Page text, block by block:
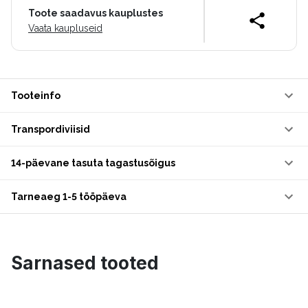
Toote saadavus kauplustes
Vaata kaupluseid
Tooteinfo
Transpordiviisid
14-päevane tasuta tagastusõigus
Tarneaeg 1-5 tööpäeva
Sarnased tooted